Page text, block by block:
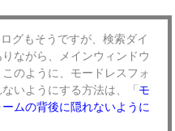
グもそうですが、検索ダイ
ながら、メインウィンドウ
のように、モードレスフォ
いようにする方法は、「 モ
ムの背後に隠れないように